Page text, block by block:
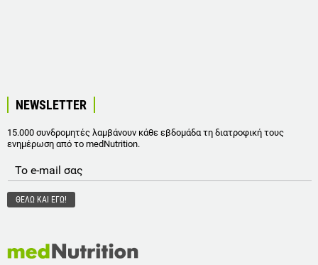
NEWSLETTER
15.000 συνδρομητές λαμβάνουν κάθε εβδομάδα τη διατροφική τους
ενημέρωση από το medNutrition.